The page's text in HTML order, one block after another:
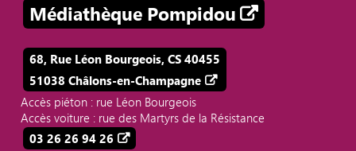
Médiathèque Pompidou
68, Rue Léon Bourgeois, CS 40455
51038 Châlons-en-Champagne
Accès piéton : rue Léon Bourgeois
Accès voiture : rue des Martyrs de la Résistance
03 26 26 94 26